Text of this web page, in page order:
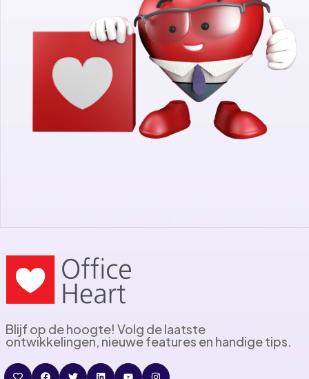
Blijf op de hoogte! Volg de laatste
ontwikkelingen, nieuwe features en handige tips.